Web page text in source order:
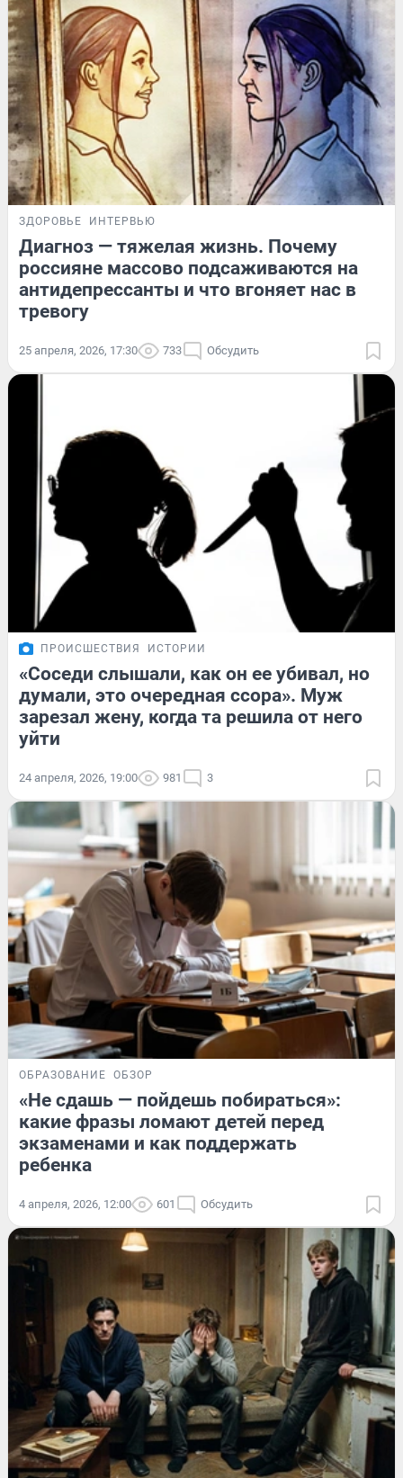
ЗДОРОВЬЕ ИНТЕРВЬЮ
Диагноз — тяжелая жизнь. Почему
россияне массово подсаживаются на
антидепрессанты и что вгоняет нас в
тревогу
25 апреля, 2026, 17:30 733 Обсудить
ПРОИСШЕСТВИЯ ИСТОРИИ
«Соседи слышали, как он ее убивал, но
думали, это очередная ссора». Муж
зарезал жену, когда та решила от него
уйти
24 апреля, 2026, 19:00 981 3
ОБРАЗОВАНИЕ ОБЗОР
«Не сдашь — пойдешь побираться»:
какие фразы ломают детей перед
экзаменами и как поддержать
ребенка
4 апреля, 2026, 12:00 601 Обсудить